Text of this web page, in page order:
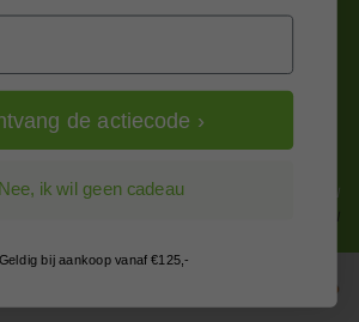
Alle prijzen zijn in EURO en excl. 21% BTW
wijzig naar incl. BTW
de actiecode ›
Nee, ik wil geen cadeau
bij aankoop vanaf €125,-